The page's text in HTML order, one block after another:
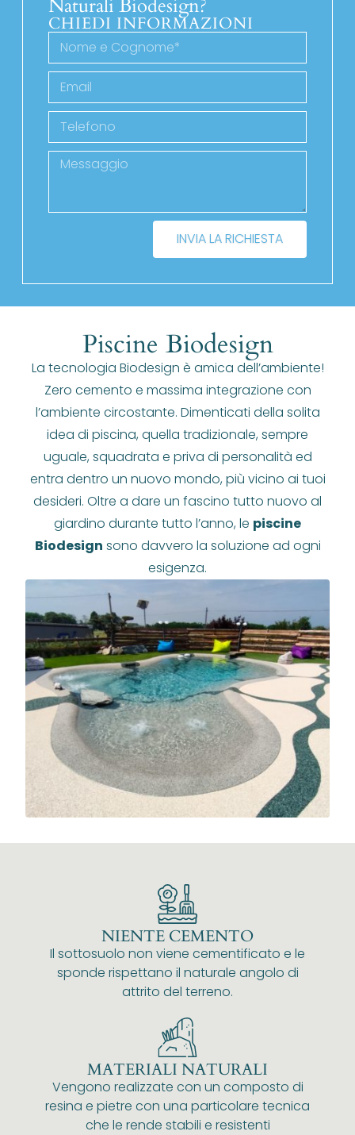
Naturali Biodesign?
CHIEDI INFORMAZIONI
INVIA LA RICHIESTA
Piscine Biodesign
La tecnologia Biodesign è amica dell’ambiente!
Zero cemento e massima integrazione con
l’ambiente circostante. Dimenticati della solita
idea di piscina, quella tradizionale, sempre
uguale, squadrata e priva di personalità ed
entra dentro un nuovo mondo, più vicino ai tuoi
desideri. Oltre a dare un fascino tutto nuovo al
giardino durante tutto l’anno, le piscine
Biodesign sono davvero la soluzione ad ogni
esigenza.
NIENTE CEMENTO
Il sottosuolo non viene cementificato e le
sponde rispettano il naturale angolo di
attrito del terreno.
MATERIALI NATURALI
Vengono realizzate con un composto di
resina e pietre con una particolare tecnica
che le rende stabili e resistenti